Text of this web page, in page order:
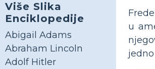
Više Slika
Enciklopedije
Abigail Adams
Abraham Lincoln
Adolf Hitler
u